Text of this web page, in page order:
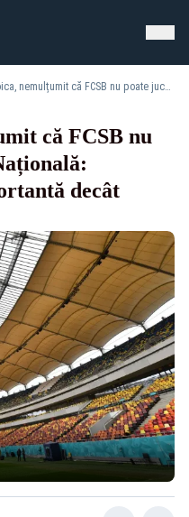
Mihai Stoica, nemulțumit că FCSB nu poate juca pe Arena Națională: „Metallica e mai importantă decât fotbalul”
că FCSB nu
decât